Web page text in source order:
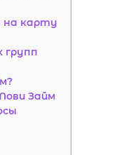
на карту
групп
Займ